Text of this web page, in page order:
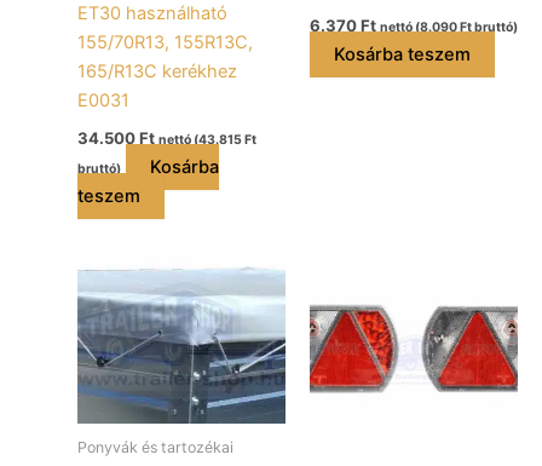
ET30 használható
155/70R13, 155R13C,
165/R13C kerékhez
E0031
34.500Ft nettó (43.815 Ft
bruttó)
Kosárba
teszem
6.370Ft nettó (8.090Ftbruttó)
Kosárba teszem
Ponyvák és tartozékai